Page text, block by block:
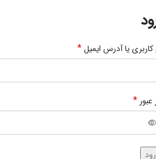
کاربری یا آدرس ایمیل*
عبور *